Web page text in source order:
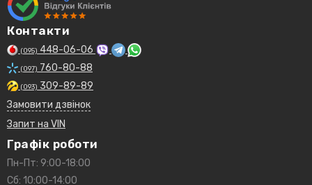
Контакти
(095) 448-06-06
(097) 760-80-88
(093) 309-89-89
Замовити дзвінок
Запит на VIN
Графік роботи
Пн-Пт: 9:00-18:00
Сб: 10:00-14:00